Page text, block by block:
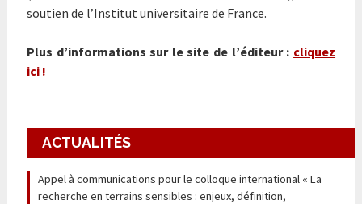
soutien de l’Institut universitaire de France.
Plus d’informations sur le site de l’éditeur : cliquez
ici !
ACTUALITÉS
Appel à communications pour le colloque international « La
recherche en terrains sensibles : enjeux, définition,